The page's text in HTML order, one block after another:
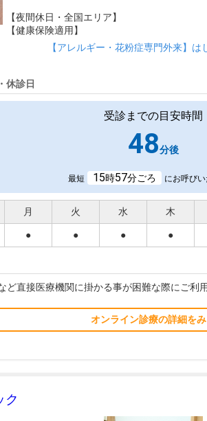
【夜間休日・全国エリア】
【健康保険適用】
【アレルギー・花粉症専門外来】は
休診日
受診までの目安時間
48分後
最短 15時57分ごろ にお呼び
月 火 水 木
● ● ● ●
ど直接医療機関に掛かる事が困難な際にご利
オンライン診療の詳細を
ク